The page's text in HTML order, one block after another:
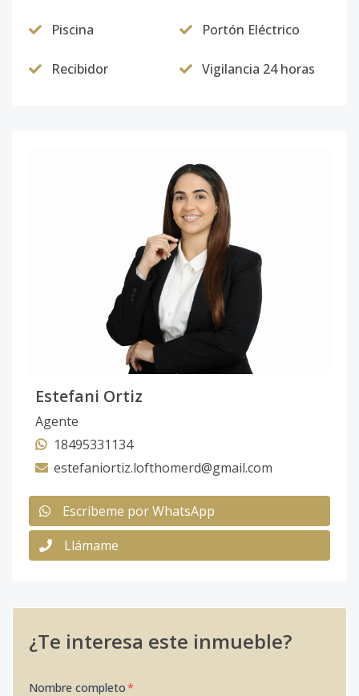
Piscina Portón Eléctrico
Recibidor Vigilancia 24 horas
Estefani Ortiz
Agente
18495331134
estefaniortiz.lofthomerd@gmail.com
Escribeme por WhatsApp
Llámame
¿Te interesa este inmueble?
Nombre completo*